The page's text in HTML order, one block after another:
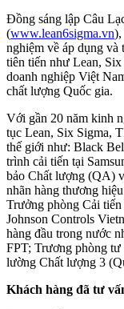
Đồng sáng lập Câu
(www.lean6sigma.vn),
nghiệm về áp dụng và
tiên tiến như Lean,
doanh nghiệp Việt
chất lượng Quốc gia.
Với gần 20 năm kinh
tục Lean, Six Sigma,
thế giới như: Black
trình cải tiến tại
bảo Chất lượng (QA)
nhãn hàng thương
Trưởng phòng Cải
Johnson Controls
hàng đầu trong nước
FPT; Trương phòng
lường Chất lượng 3
Khách hàng đã tư